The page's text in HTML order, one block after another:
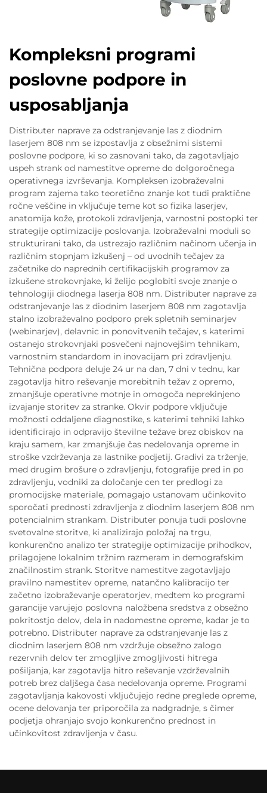
Kompleksni programi
poslovne podpore in
usposabljanja
Distributer naprave za odstranjevanje las z diodnim
laserjem 808 nm se izpostavlja z obsežnimi sistemi
poslovne podpore, ki so zasnovani tako, da zagotavljajo
uspeh strank od namestitve opreme do dolgoročnega
operativnega izvrševanja. Kompleksen izobraževalni
program zajema tako teoretično znanje kot tudi praktične
ročne veščine in vključuje teme kot so fizika laserjev,
anatomija kože, protokoli zdravljenja, varnostni postopki ter
strategije optimizacije poslovanja. Izobraževalni moduli so
strukturirani tako, da ustrezajo različnim načinom učenja in
različnim stopnjam izkušenj – od uvodnih tečajev za
začetnike do naprednih certifikacijskih programov za
izkušene strokovnjake, ki želijo poglobiti svoje znanje o
tehnologiji diodnega laserja 808 nm. Distributer naprave za
odstranjevanje las z diodnim laserjem 808 nm zagotavlja
stalno izobraževalno podporo prek spletnih seminarjev
(webinarjev), delavnic in ponovitvenih tečajev, s katerimi
ostanejo strokovnjaki posvečeni najnovejšim tehnikam,
varnostnim standardom in inovacijam pri zdravljenju.
Tehnična podpora deluje 24 ur na dan, 7 dni v tednu, kar
zagotavlja hitro reševanje morebitnih težav z opremo,
zmanjšuje operativne motnje in omogoča neprekinjeno
izvajanje storitev za stranke. Okvir podpore vključuje
možnosti oddaljene diagnostike, s katerimi tehniki lahko
identificirajo in odpravijo številne težave brez obiskov na
kraju samem, kar zmanjšuje čas nedelovanja opreme in
stroške vzdrževanja za lastnike podjetij. Gradivi za trženje,
med drugim brošure o zdravljenju, fotografije pred in po
zdravljenju, vodniki za določanje cen ter predlogi za
promocijske materiale, pomagajo ustanovam učinkovito
sporočati prednosti zdravljenja z diodnim laserjem 808 nm
potencialnim strankam. Distributer ponuja tudi poslovne
svetovalne storitve, ki analizirajo položaj na trgu,
konkurenčno analizo ter strategije optimizacije prihodkov,
prilagojene lokalnim tržnim razmeram in demografskim
značilnostim strank. Storitve namestitve zagotavljajo
pravilno namestitev opreme, natančno kalibracijo ter
začetno izobraževanje operatorjev, medtem ko programi
garancije varujejo poslovna naložbena sredstva z obsežno
pokritostjo delov, dela in nadomestne opreme, kadar je to
potrebno. Distributer naprave za odstranjevanje las z
diodnim laserjem 808 nm vzdržuje obsežno zalogo
rezervnih delov ter zmogljive zmogljivosti hitrega
pošiljanja, kar zagotavlja hitro reševanje vzdrževalnih
potreb brez daljšega časa nedelovanja opreme. Programi
zagotavljanja kakovosti vključujejo redne preglede opreme,
ocene delovanja ter priporočila za nadgradnje, s čimer
podjetja ohranjajo svojo konkurenčno prednost in
učinkovitost zdravljenja v času.